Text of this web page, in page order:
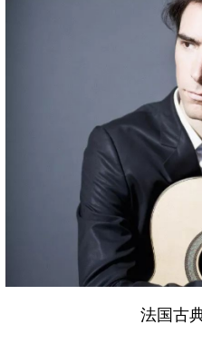
法国古